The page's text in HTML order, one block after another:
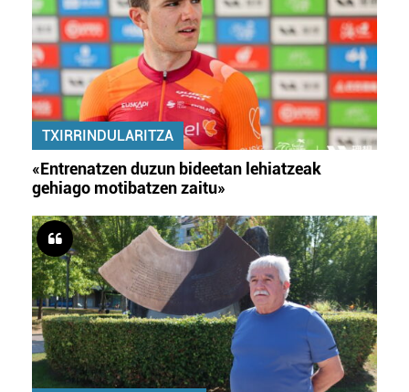
TXIRRINDULARITZA
«Entrenatzen duzun bideetan lehiatzeak
gehiago motibatzen zaitu»